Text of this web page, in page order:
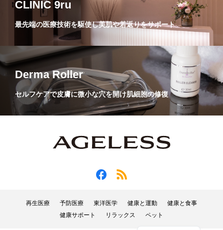
CLINIC 9ru
最先端の医療技術を駆使し美肌や若返りをサポート
Derma Roller
セルフケアで皮膚に微小な穴を開け肌細胞の修復
再生医療 予防医療 東洋医学 健康と運動
健康と食事
健康サポート
リラックス ペット